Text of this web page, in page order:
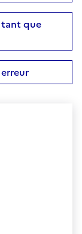
tant que